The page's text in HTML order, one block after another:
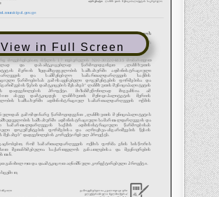
View in Full Screen